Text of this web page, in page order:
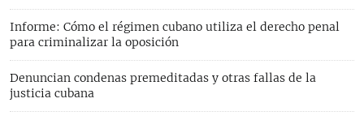
Informe: Cómo el régimen cubano utiliza el derecho penal
para criminalizar la oposición
Denuncian condenas premeditadas y otras fallas de la
justicia cubana